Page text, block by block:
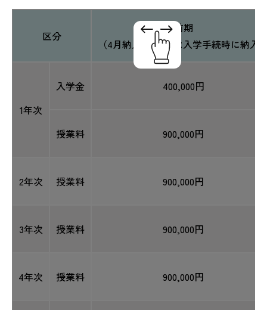
区分
前期
（4月納入／1年次は入学手続時に納入
1年次
入学金 400,000円
授業料 900,000円
2年次 授業料 900,000円
3年次 授業料 900,000円
4年次 授業料 900,000円